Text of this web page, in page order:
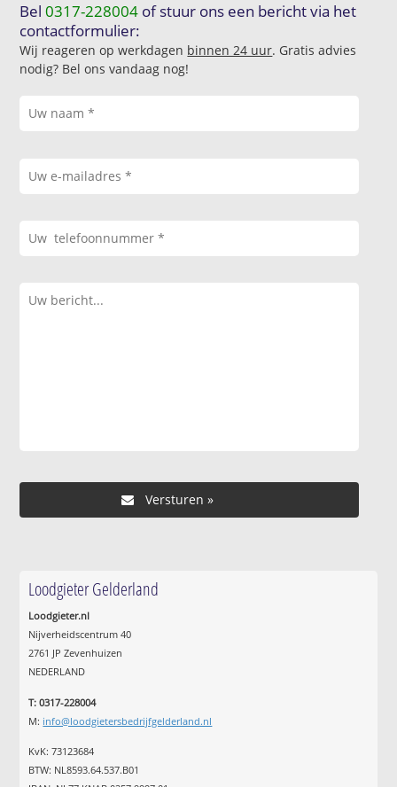
Bel0317-228004 of stuur ons een bericht via het
contactformulier:
Wij reageren op werkdagen binnen 24 uur. Gratis advies
nodig? Bel ons vandaag nog!
Loodgieter Gelderland
Loodgieter.nl
Nijverheidscentrum 40
2761 JP Zevenhuizen
NEDERLAND
T: 0317-228004
M: info@loodgietersbedrijfgelderland.nl
KvK: 73123684
BTW: NL8593.64.537.B01